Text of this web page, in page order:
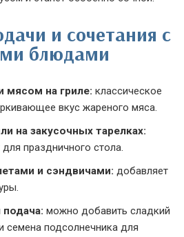
и сочетания с
блюдами
мясом на гриле: классическое
вкус жареного мяса.
на закусочных тарелках:
праздничного стола.
и сэндвичами: добавляет
подача: можно добавить сладкий
семена подсолнечника для